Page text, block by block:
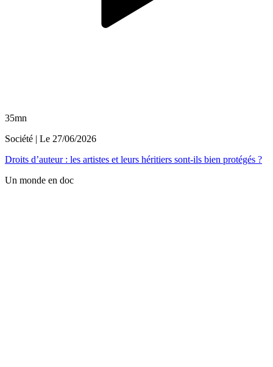
35mn
Société | Le 27/06/2026
Droits d’auteur : les artistes et leurs héritiers sont-ils bien protégés ?
Un monde en doc